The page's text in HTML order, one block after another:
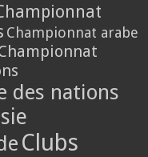
Championnat arabe
des nations
Clubs